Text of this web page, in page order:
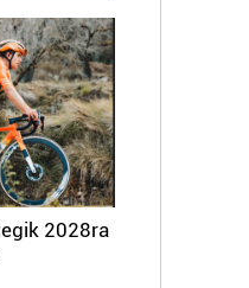
2028ra